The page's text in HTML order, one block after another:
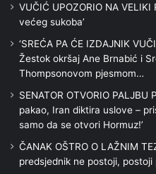
VUČIĆ UPOZORIO NA
većeg sukoba’
‘SREĆA PA ĆE IZDAJNIK
Žestok okršaj Ane Brnabić i
Thompsonovom pjesmom…
SENATOR OTVORIO PALJBU
pakao, Iran diktira uslove –
samo da se otvori Hormuz!’
ČANAK OŠTRO O LAŽNIM
predsjednik ne postoji, postoji